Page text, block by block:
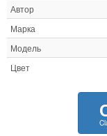
Автор
Марка
Модель
Цвет